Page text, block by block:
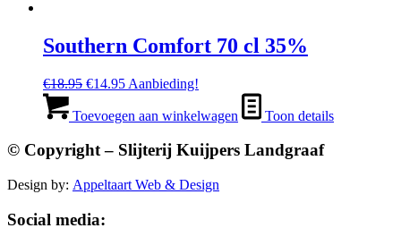
Southern Comfort 70 cl 35%
€18.95 Oorspronkelijke
was:
€14.95Huidige
is:
Aanbieding!
Toevoegen aan winkelwagen Toon details
© Copyright – Slijterij Kuijpers Landgraaf
Design by: Appeltaart Web & Design
Social media: